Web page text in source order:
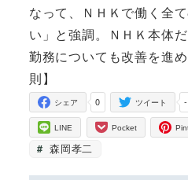
なって、ＮＨＫで働く全
い」と強調。ＮＨＫ本体
勤務についても改善を進
則】
0
シェア -
ツイート
LINE Pocket
森岡孝二